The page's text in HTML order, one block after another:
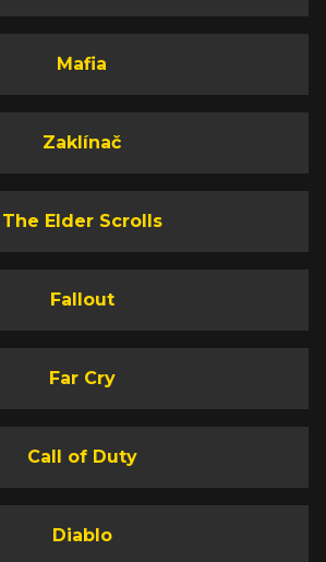
Mafia
Zaklínač
The Elder Scrolls
Fallout
Far Cry
Call of Duty
Diablo